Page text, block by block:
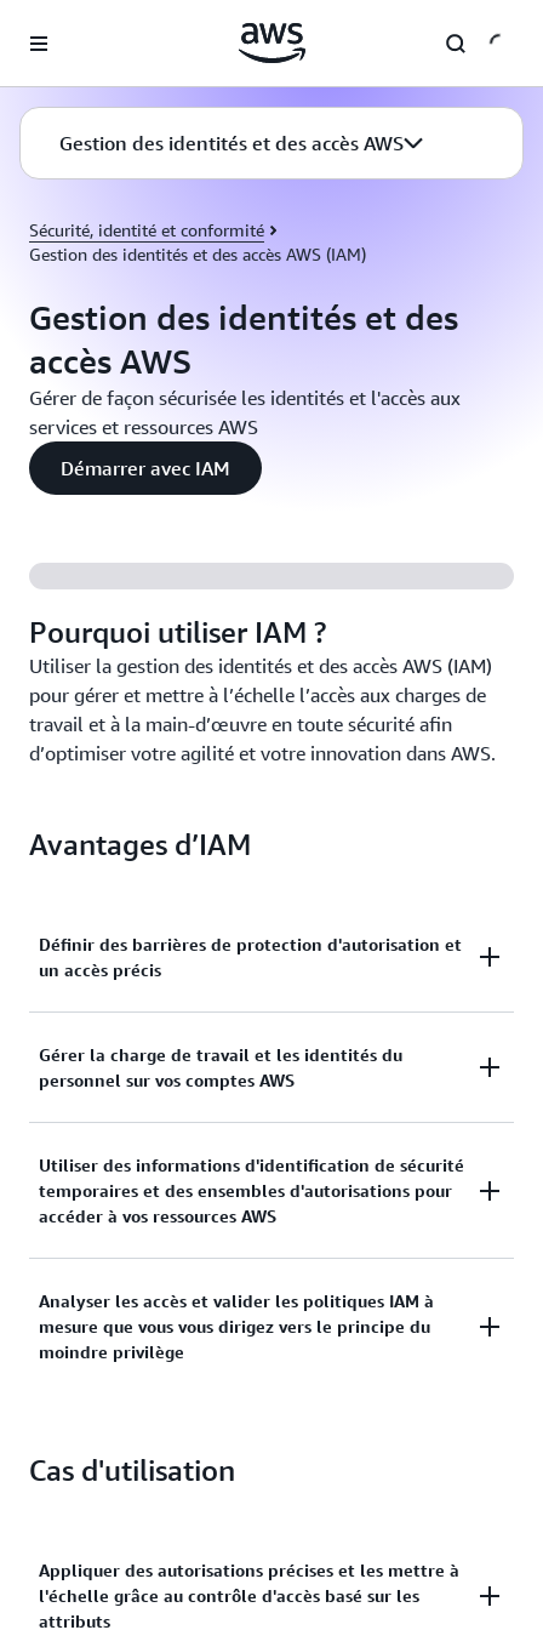
Gestion des identités et des accès AWS
Sécurité, identité et conformité
Gestion des identités et des accès AWS (IAM)
Gestion des identités et des
accès AWS
Gérer de façon sécurisée les identités et l'accès aux
services et ressources AWS
Démarrer avec IAM
Pourquoi utiliser IAM ?
Utiliser la gestion des identités et des accès AWS (IAM)
pour gérer et mettre à l’échelle l’accès aux charges de
travail et à la main-d’œuvre en toute sécurité afin
d’optimiser votre agilité et votre innovation dans AWS.
Avantages d’IAM
Définir des barrières de protection d'autorisation et
un accès précis
autorisations étendues, et progresser vers le
moindre privilège en utilisant des contrôles d'accès
précis pour vos charges de travail.
Gérer la charge de travail et les identités du
personnel sur vos comptes AWS
connecter de manière centralisée les identités à
plusieurs comptes AWS.
Utiliser des informations d'identification de sécurité
temporaires et des ensembles d'autorisations pour
accéder à vos ressources AWS
sécurité temporaires aux charges de travail qui
accèdent vos ressources AWS en utilisant l'IAM et
accorder à votre personnel l'accès à AWS IAM
Analyser les accès et valider les politiques IAM à
mesure que vous vous dirigez vers le principe du
moindre privilège
analyser en permanence pour ajuster les
Cas d'utilisation
Appliquer des autorisations précises et les mettre à
l'échelle grâce au contrôle d'accès basé sur les
attributs